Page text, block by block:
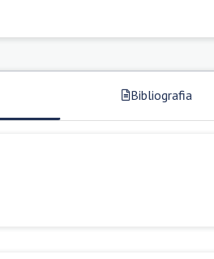
Bibliografia